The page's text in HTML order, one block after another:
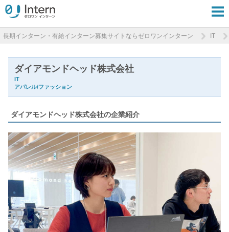
長期インターン・有給インターン募集サイトならゼロワンインターン IT
ダイアモンドヘッド株式会社
IT
アパレル/ファッション
ダイアモンドヘッド株式会社の企業紹介